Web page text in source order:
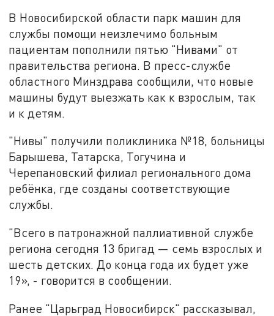
В Новосибирской области парк машин для
службы помощи неизлечимо больным
пациентам пополнили пятью "Нивами" от
правительства региона. В пресс-службе
областного Минздрава сообщили, что новые
машины будут выезжать как к взрослым, так
и к детям.
"Нивы" получили поликлиника №18, больницы
Барышева, Татарска, Тогучина и
Черепановский филиал регионального дома
ребёнка, где созданы соответствующие
службы.
"Всего в патронажной паллиативной службе
региона сегодня 13 бригад — семь взрослых и
шесть детских. До конца года их будет уже
19», - говорится в сообщении.
Ранее "Царьград Новосибирск" рассказывал,